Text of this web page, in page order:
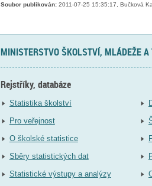
Soubor publikován:2011-07-25 15:35:17, Bučková
MINISTERSTVO ŠKOLSTVÍ, MLÁDEŽE A
Rejstříky, databáze
Statistika školství
Pro veřejnost
O školské statistice
Sběry statistických dat
Statistické výstupy a analýzy